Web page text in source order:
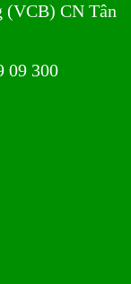
(VCB) CN Tân
09 300